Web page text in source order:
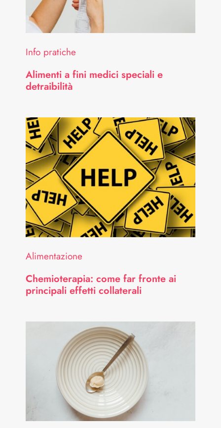
Info pratiche
Alimenti a fini medici speciali e
detraibilità
Alimentazione
Chemioterapia: come far fronte ai
principali effetti collaterali